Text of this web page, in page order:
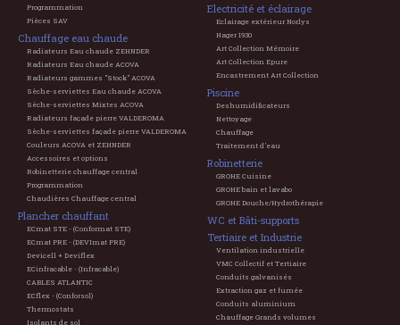
Programmation
Pièces SAV
Chauffage eau chaude
Radiateurs Eau chaude ZEHNDER
Radiateurs Eau chaude ACOVA
Radiateurs gammes "Stock" ACOVA
Sèche-serviettes Eau chaude ACOVA
Sèche-serviettes Mixtes ACOVA
Radiateurs façade pierre VALDEROMA
Sèche-serviettes façade pierre VALDEROMA
Couleurs ACOVA et ZEHNDER
Accessoires et options
Robinetterie chauffage central
Programmation
Chaudières Chauffage central
Plancher chauffant
ECmat STE - (Conformat STE)
ECmat PRE - (DEVImat PRE)
Devicell + Deviflex
ECinfracable - (Infracable)
CABLES ATLANTIC
ECflex - (Conforsol)
Thermostats
Isolants de sol
Electricité et éclairage
Eclairage extérieur Norlys
Hager 1930
Art Collection Mémoire
Art Collection Epure
Encastrement Art Collection
Piscine
Deshumidificateurs
Nettoyage
Chauffage
Traitement d'eau
Robinetterie
GROHE Cuisine
GROHE bain et lavabo
GROHE Douche/Hydrothérapie
WC et Bâti-supports
Tertiaire et Industrie
Ventilation industrielle
VMC Collectif et Tertiaire
Conduits galvanisés
Extraction gaz et fumée
Conduits aluminium
Chauffage Grands volumes